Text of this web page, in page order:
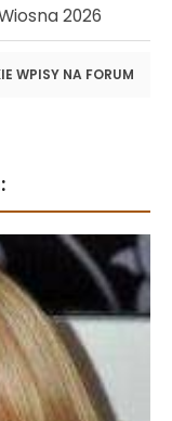
2026
WPISY NA FORUM